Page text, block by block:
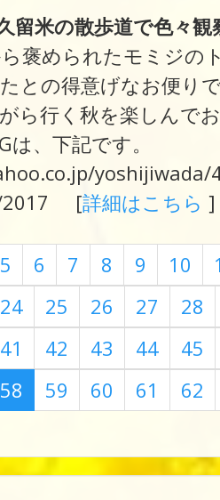
留米の散歩道で色々
褒められたモミジの
との得意げなお便り
ら行く秋を楽しんで
、下記です。
yoshijiwada/
2017 [詳細はこちら ]
5 6 7 8 9 10
24 25 26 27
28
41 42 43 44
45
58 59 60 61 62